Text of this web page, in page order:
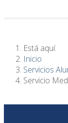
Está aquí:
Inicio
Servicios
Servicio